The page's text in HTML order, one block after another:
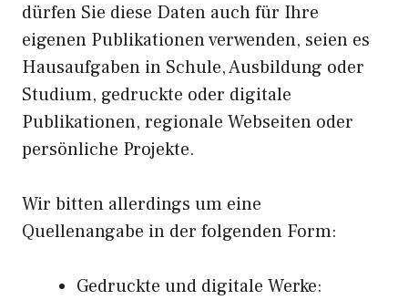
dürfen Sie diese Daten auch für Ihre
eigenen Publikationen verwenden, seien es
Hausaufgaben in Schule, Ausbildung oder
Studium, gedruckte oder digitale
Publikationen, regionale Webseiten oder
persönliche Projekte.
Wir bitten allerdings um eine
Quellenangabe in der folgenden Form:
Gedruckte und digitale Werke: